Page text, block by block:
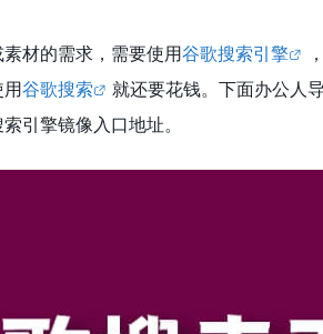
材的需求，需要使用谷歌搜索引擎
谷歌搜索
就还要花钱。下面办公人
引擎镜像入口地址。